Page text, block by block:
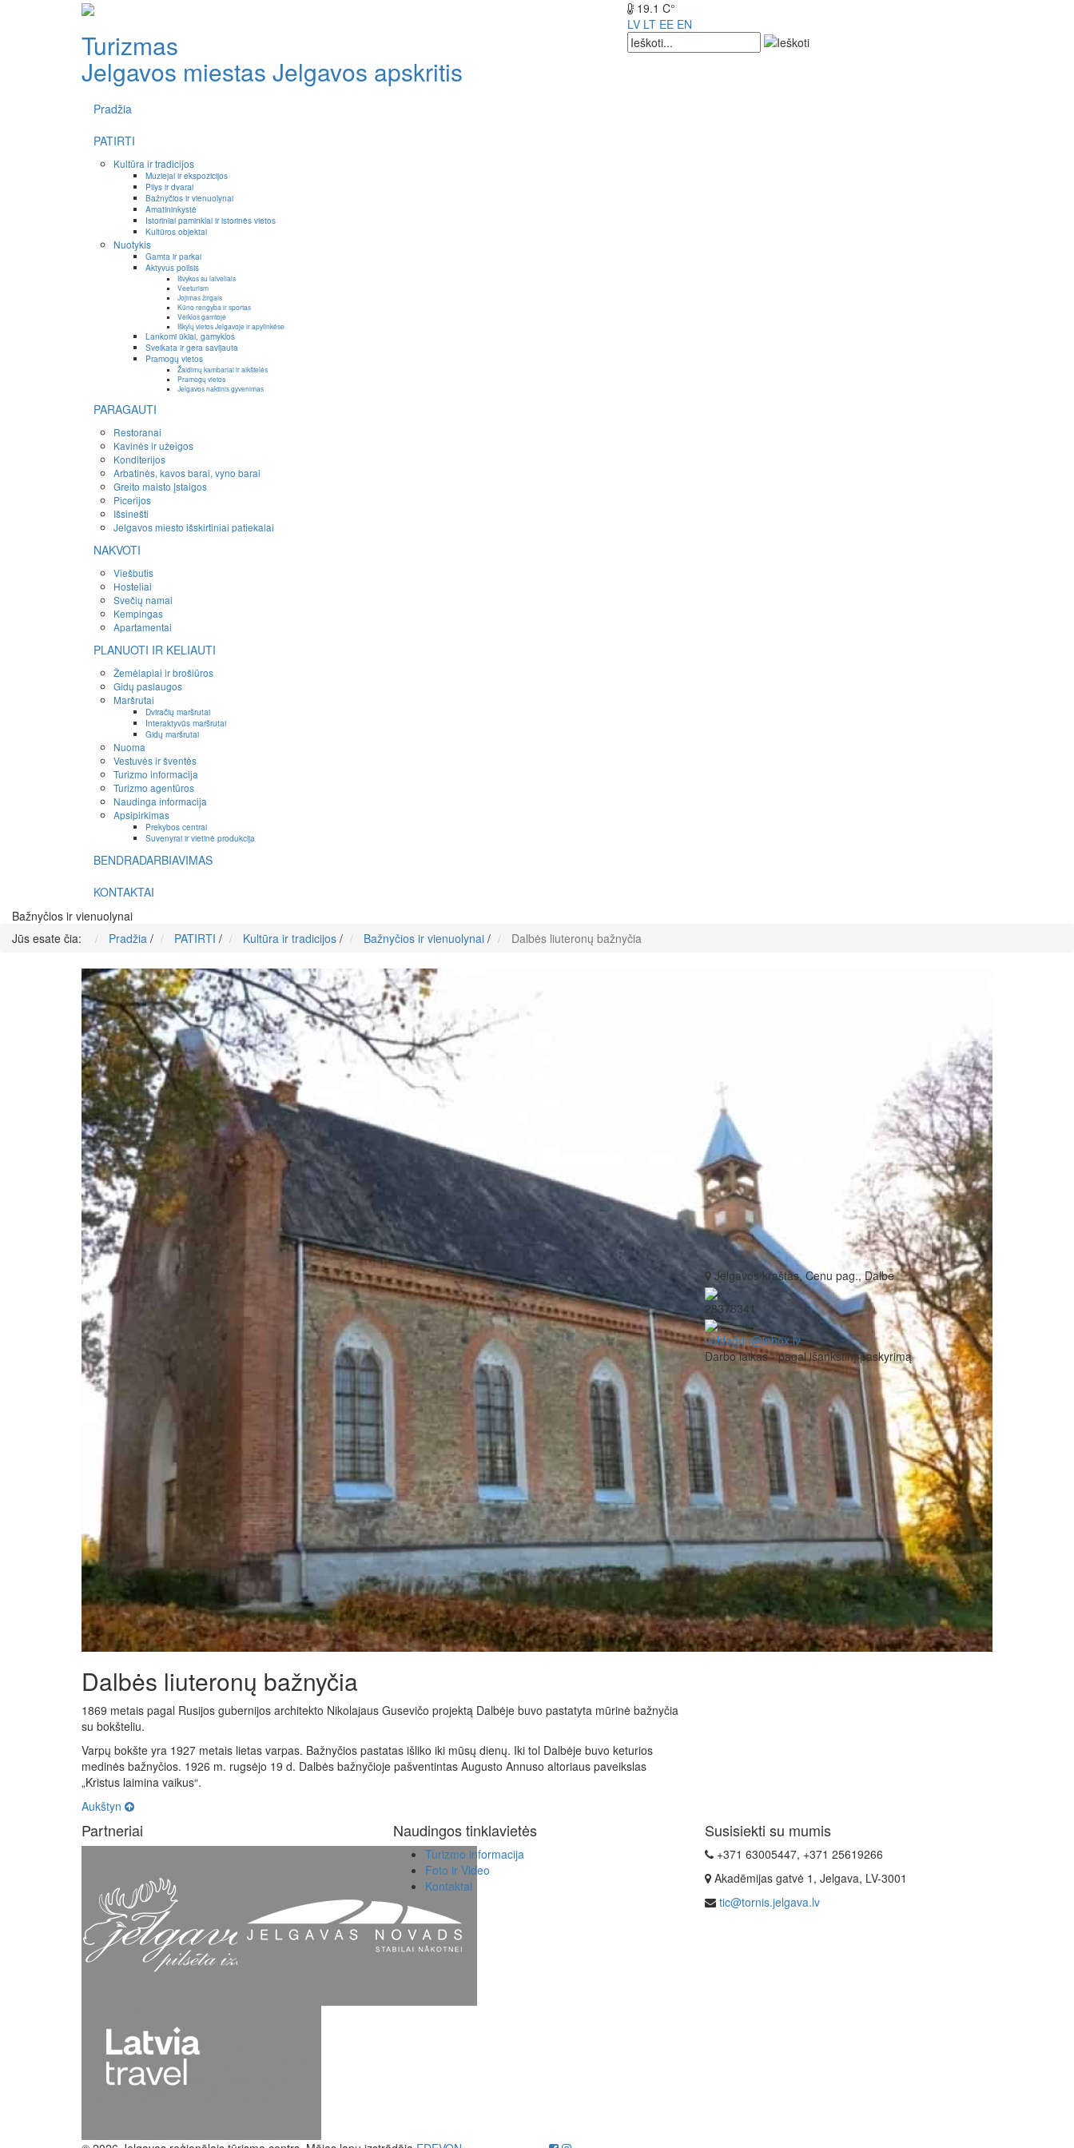
Turizmas
Jelgavos miestas Jelgavos apskritis
19.1 C°
LV LT EE EN
Pradžia
PATIRTI
Kultūra ir tradicijos
Muziejai ir ekspozicijos
Pilys ir dvarai
Bažnyčios ir vienuolynai
Amatininkystė
Istoriniai paminklai ir istorinės vietos
Kultūros objektai
Nuotykis
Gamta ir parkai
Aktyvus poilsis
Išvykos su laiveliais
Veeturism
Jojimas žirgais
Kūno rengyba ir sportas
Veiklos gamtoje
Iškylų vietos Jelgavoje ir apylinkėse
Lankomi ūkiai, gamyklos
Sveikata ir gera savijauta
Pramogų vietos
Žaidimų kambariai ir aikštelės
Pramogų vietos
Jelgavos naktinis gyvenimas
PARAGAUTI
Restoranai
Kavinės ir užeigos
Konditerijos
Arbatinės, kavos barai, vyno barai
Greito maisto įstaigos
Picerijos
Išsinešti
Jelgavos miesto išskirtiniai patiekalai
NAKVOTI
Viešbutis
Hosteliai
Svečių namai
Kempingas
Apartamentai
PLANUOTI IR KELIAUTI
Žemėlapiai ir brošiūros
Gidų paslaugos
Maršrutai
Dviračių maršrutai
Interaktyvūs maršrutai
Gidų maršrutai
Nuoma
Vestuvės ir šventės
Turizmo informacija
Turizmo agentūros
Naudinga informacija
Apsipirkimas
Prekybos centrai
Suvenyrai ir vietinė produkcija
BENDRADARBIAVIMAS
KONTAKTAI
Bažnyčios ir vienuolynai
Jūs esate čia:
Pradžia / PATIRTI / Kultūra ir tradicijos / Bažnyčios ir vienuolynai / Dalbės liuteronų bažnyčia
Dalbės liuteronų bažnyčia
1869 metais pagal Rusijos gubernijos architekto Nikolajaus Gusevičo projektą Dalbėje buvo pastatyta mūrinė bažnyčia
su bokšteliu.
Varpų bokšte yra 1927 metais lietas varpas. Bažnyčios pastatas išliko iki mūsų dienų. Iki tol Dalbėje buvo keturios
medinės bažnyčios. 1926 m. rugsėjo 19 d. Dalbės bažnyčioje pašventintas Augusto Annuso altoriaus paveikslas
„Kristus laimina vaikus“.
Aukštyn
Jelgavos kraštas, Cenu pag., Dalbe
28378341
valdagrin@inbox.lv
Darbo laikas - pagal išankstinį paskyrimą
Partneriai Naudingos tinklavietės
Turizmo informacija
Foto ir Video
Kontaktai
Susisiekti su mumis
+371 63005447, +371 25619266
Akadēmijas gatvė 1, Jelgava, LV-3001
tic@tornis.jelgava.lv